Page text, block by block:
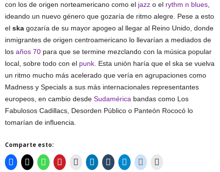
con los de origen norteamericano como el jazz o el rythm n blues,
ideando un nuevo género que gozaría de ritmo alegre. Pese a esto
el ska gozaría de su mayor apogeo al llegar al Reino Unido, donde
inmigrantes de origen centroamericano lo llevarían a mediados de
los años 70 para que se termine mezclando con la música popular
local, sobre todo con el punk. Esta unión haría que el ska se vuelva
un ritmo mucho más acelerado que vería en agrupaciones como
Madness y Specials a sus más internacionales representantes
europeos, en cambio desde Sudamérica bandas como Los
Fabulosos Cadillacs, Desorden Público o Panteón Rococó lo
tomarían de influencia.
Comparte esto: